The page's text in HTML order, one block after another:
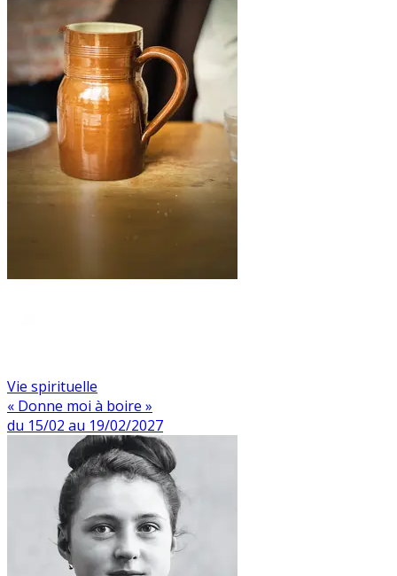
Vie spirituelle
« Donne moi à boire »
du 15/02 au 19/02/2027